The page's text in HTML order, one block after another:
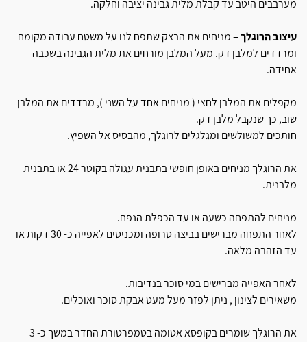
מערבבים היטב עד קבלת מלית גבינה יציבה וחלקה.
עיצוב הרוגלך – מניחים את הבצק שתפח לנו על משטח עבודה מקומח
ומרדדים למלבן דק. מעל המלבן מורחים את מלית הגבינה בשכבה
אחידה.
מקפלים את המלבן לחצי ( מניחים אחד על השני ), מרדדים את המלבן
שוב, כך שנקבל מלבן דק.
חותכים למשולשים ומגלגלים לרוגלך, מהבסיס אל השפיץ.
את הרוגלך מניחים באופן חופשי בתבנית עגולה בקוטר 24 או בתבנית
מלבנית.
מניחים להתפחה כשעה או עד הכפלת הנפח.
לאחר התפחה מברישים בביצה טרופה ומכניסים לאפייה כ- 30 דקות או
עד הזהבה מלאה.
לאחר האפייה מברישים במי סוכר בנדיבות.
משאירים לצינון , ניתן לפזר מעל מעט אבקת סוכר ואוכלים.
את הרוגלך שומרים בקופסא אטומה בטמפרטורת החדר במשך כ- 3